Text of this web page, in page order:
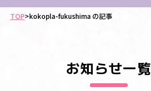
TOP>kokopla-fukushima の記事
お知らせ一覧